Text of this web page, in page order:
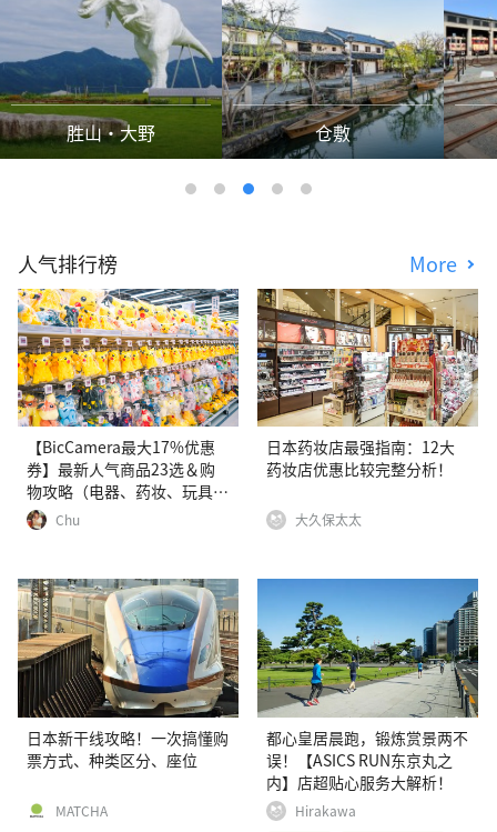
胜山・大野 仓敷
人气排行榜 More
【BicCamera最大17%优惠
券】最新人气商品23选＆购
物攻略（电器、药妆、玩具
等）Chu
日本药妆店最强指南：12大
药妆店优惠比较完整分析！
大久保太太
日本新干线攻略！一次搞懂购
票方式、种类区分、座位
MATCHA
都心皇居晨跑，锻炼赏景两不
误！【ASICS RUN东京丸之
内】店超贴心服务大解析！
Hirakawa